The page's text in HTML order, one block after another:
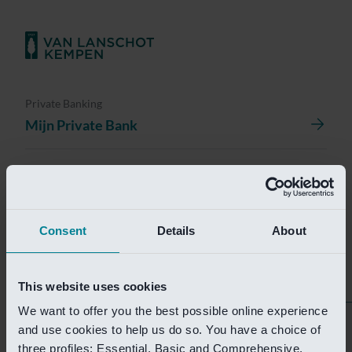
Consent Details About
This website uses cookies
We want to offer you the best possible online experience
and use cookies to help us do so. You have a choice of
three profiles: Essential, Basic and Comprehensive.
Private Banking
Mijn Private Bank
Investment Banking
Van Lanschot Kempen Research
Helaas is deze pagina